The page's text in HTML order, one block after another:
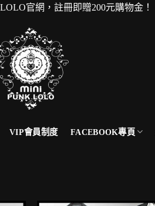
官網，註冊即贈200元購物金
VIP會員制度 FACEBOOK專頁